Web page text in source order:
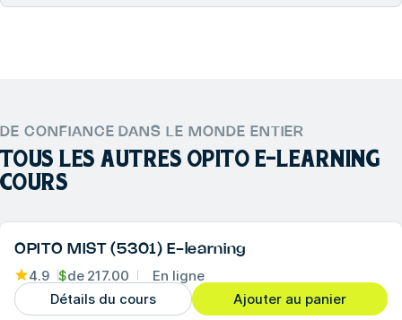
DE CONFIANCE DANS LE MONDE ENTIER
TOUS LES AUTRES OPITO E-LEARNING
COURS
OPITO MIST (5301) E-learning
4.9 $de 217.00
En ligne
Détails du cours
Ajouter au panier